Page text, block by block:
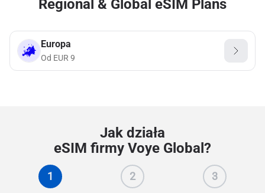
Regional & Global eSIM Plans
Europa
Od EUR 9
Jak działa
eSIM firmy Voye Global?
1 2 3